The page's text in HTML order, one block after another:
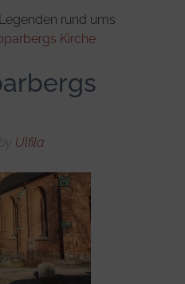
Legenden rund ums
Kirche
by Ulfila